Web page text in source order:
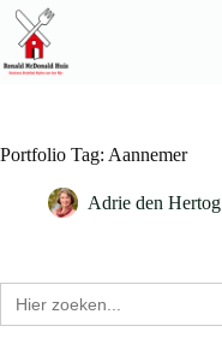
Ga
naar
inhoud
Portfolio Tag: Aannemer
Adrie den Hertog
Zoek
naar: